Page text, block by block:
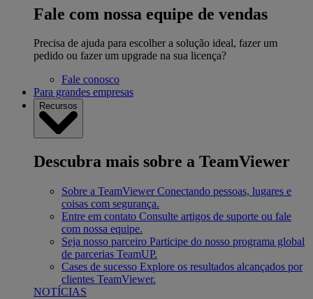
Fale com nossa equipe de vendas
Precisa de ajuda para escolher a solução ideal, fazer um
pedido ou fazer um upgrade na sua licença?
Fale conosco
Para grandes empresas
Recursos
Descubra mais sobre a TeamViewer
Sobre a TeamViewer Conectando pessoas, lugares e
coisas com segurança.
Entre em contato Consulte artigos de suporte ou fale
com nossa equipe.
Seja nosso parceiro Participe do nosso programa global
de parcerias TeamUP.
Cases de sucesso Explore os resultados alcançados por
clientes TeamViewer.
NOTÍCIAS